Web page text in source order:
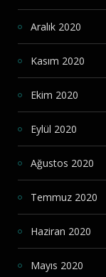
Aralık 2020
Kasım 2020
Ekim 2020
Eylül 2020
Ağustos 2020
Temmuz 2020
Haziran 2020
Mayıs 2020